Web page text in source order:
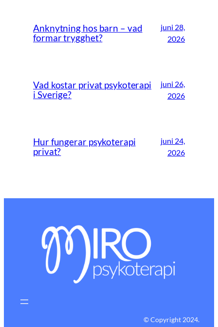
Anknytning hos barn – vad
formar trygghet?
juni 28,
2026
Vad kostar privat psykoterapi
i Sverige?
juni 26,
2026
Hur fungerar psykoterapi
privat?
juni 24,
2026
© Copyright 2024.